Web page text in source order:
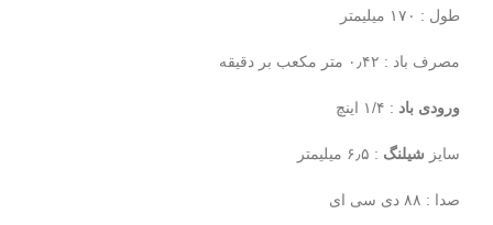
طول : ۱۷۰ میلیمتر
مصرف باد : ۰٫۴۲ متر مکعب بر دقیقه
ورودی باد : ۱/۴ اینچ
سایز شیلنگ : ۶٫۵ میلیمتر
صدا : ۸۸ دی سی ای